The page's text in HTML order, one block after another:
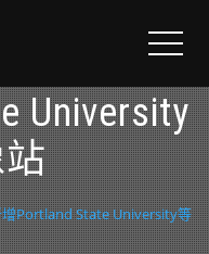
像服务新
University
Portland State University等